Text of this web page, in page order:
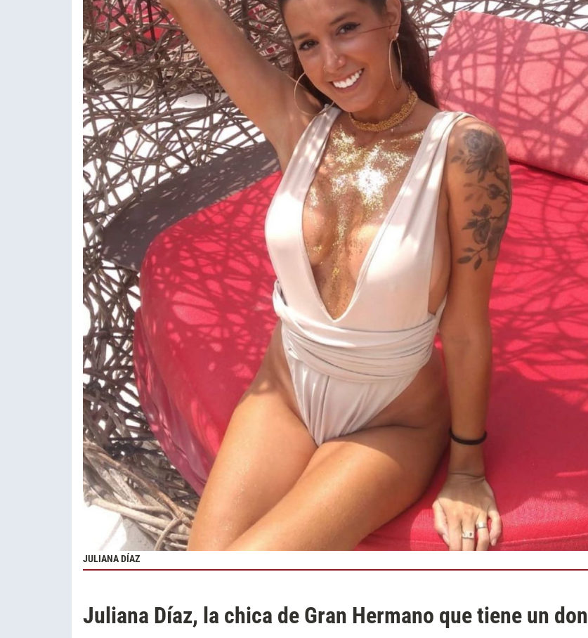
JULIANA DÍAZ
Juliana Díaz, la chica de Gran Hermano que tiene un don